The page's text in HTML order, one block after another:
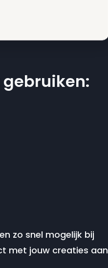
zo snel mogelijk bij
met jouw creaties aan